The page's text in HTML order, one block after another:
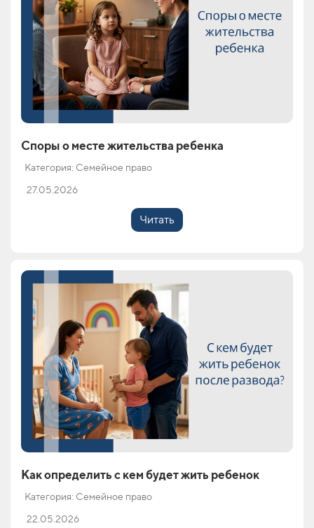
Споры о месте жительства ребенка
Категория: Семейное право
27.05.2026
Читать
Как определить с кем будет жить ребенок
Категория: Семейное право
22.05.2026